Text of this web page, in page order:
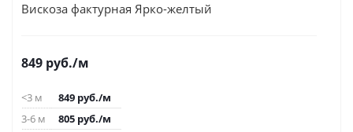
Вискоза фактурная Ярко-желтый
849 руб./м
<3 м 849 руб./м
3-6 м
805 руб./м